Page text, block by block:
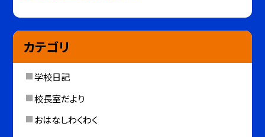
カテゴリ
学校日記
校長室だより
おはなしわくわく